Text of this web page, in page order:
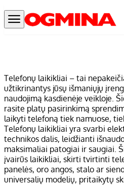
Telefonų laikikliai – tai
užtikrinantys jūsų išmaniųjų
naudojimą kasdienėje veikloje.
rasite platų pasirinkimą
laikyti telefoną tiek namuose,
Telefonų laikikliai yra svarbi
technikos dalis, leidžianti
maksimaliai patogiai ir saugiai.
įvairūs laikikliai, skirti tvirtinti
panelės, oro angos, stalo ar
universalių modelių, pritaikytų